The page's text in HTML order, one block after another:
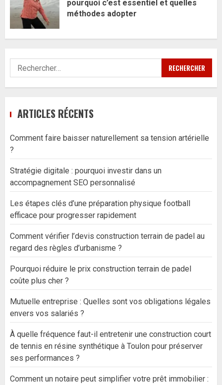
pourquoi c’est essentiel et quelles
méthodes adopter
Rechercher :
ARTICLES RÉCENTS
Comment faire baisser naturellement sa tension artérielle
?
Stratégie digitale : pourquoi investir dans un
accompagnement SEO personnalisé
Les étapes clés d’une préparation physique football
efficace pour progresser rapidement
Comment vérifier l’devis construction terrain de padel au
regard des règles d’urbanisme ?
Pourquoi réduire le prix construction terrain de padel
coûte plus cher ?
Mutuelle entreprise : Quelles sont vos obligations légales
envers vos salariés ?
À quelle fréquence faut-il entretenir une construction court
de tennis en résine synthétique à Toulon pour préserver
ses performances ?
Comment un notaire peut simplifier votre prêt immobilier :